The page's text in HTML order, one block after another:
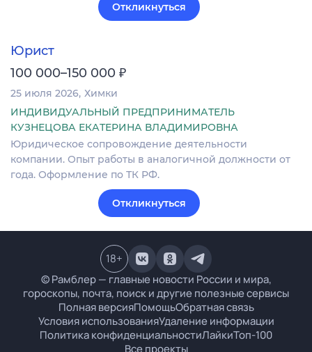
Откликнуться
Юрист
100 000–150 000 ₽
25 июля 2026 Химки
ИНДИВИДУАЛЬНЫЙ ПРЕДПРИНИМАТЕЛЬ
КУЗНЕЦОВА ЕКАТЕРИНА ВЛАДИМИРОВНА
Юридическое сопровождение деятельности
компании. Опыт работы в аналогичной должности от
года. Оформление по ТК РФ.
Откликнуться
© Рамблер — главные новости России и мира,
гороскопы, почта, поиск и другие полезные сервисы
Полная версияПомощьОбратная связь
Условия использованияУдаление информации
Политика конфиденциальностиЛайкиТоп-100
18+